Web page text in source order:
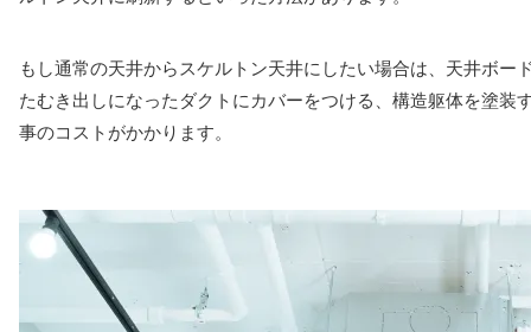
もし通常の天井からスケルトン天井にしたい場合は、天井ボー
たむき出しになったダクトにカバーをつける、構造躯体を塗装
事のコストがかかります。